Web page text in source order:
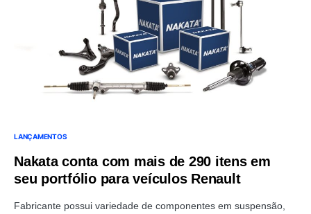
LANÇAMENTOS
Nakata conta com mais de 290 itens em
seu portfólio para veículos Renault
Fabricante possui variedade de componentes em suspensão,